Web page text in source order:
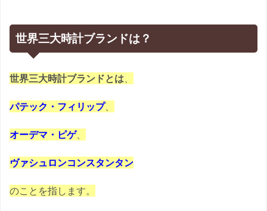
世界三大時計ブランドは？
世界三大時計ブランドとは、
パテック・フィリップ、
オーデマ・ピゲ、
ヴァシュロンコンスタンタン
のことを指します。